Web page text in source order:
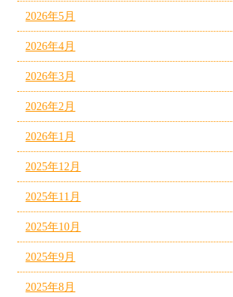
2026年5月
2026年4月
2026年3月
2026年2月
2026年1月
2025年12月
2025年11月
2025年10月
2025年9月
2025年8月